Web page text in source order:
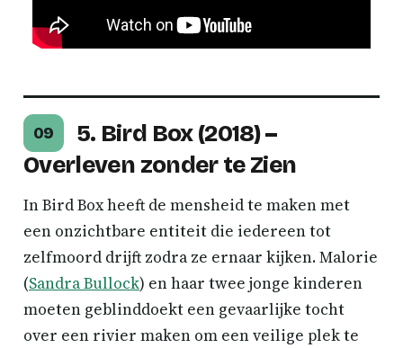
09
5. Bird Box (2018) –
Overleven zonder te Zien
In Bird Box heeft de mensheid te maken met
een onzichtbare entiteit die iedereen tot
zelfmoord drijft zodra ze ernaar kijken. Malorie
(Sandra Bullock) en haar twee jonge kinderen
moeten geblinddoekt een gevaarlijke tocht
over een rivier maken om een veilige plek te